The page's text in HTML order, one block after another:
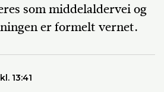
som middelaldervei og
er formelt vernet.
13:41